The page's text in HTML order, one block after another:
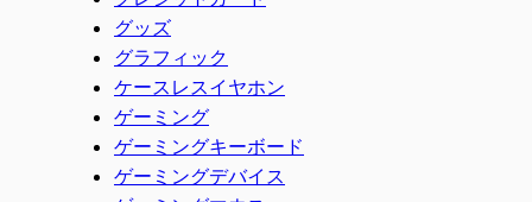
グッズ
グラフィック
ケースレスイヤホン
ゲーミング
ゲーミングキーボード
ゲーミングデバイス